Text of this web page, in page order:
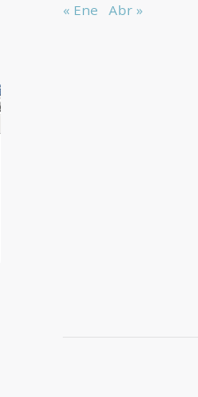
« Ene Abr »